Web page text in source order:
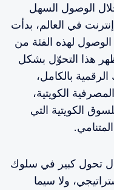
الوصول السهل
في العالم، بدأت
لهذه الفئة من
ظهر هذا التحوّل بشكل
بالكامل،
الكويتية،
الكويتية التي
تحول كبير في سلوك
ولا سيما